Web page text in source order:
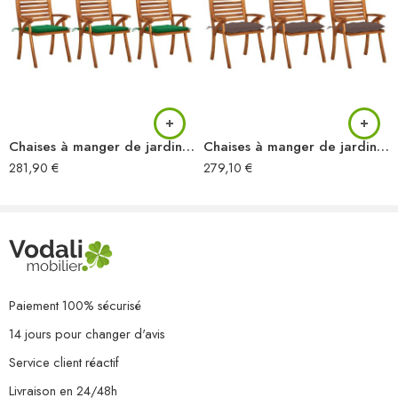
Empilable
Résistance aux intempéries et à la rouille
L’assemblage est requis
Chaises à manger de jardin avec coussins lot de 3 Acacia massif
281,90 €
Chaises à manger de jardin avec coussins lot de 3 Acacia massif
279,10 €
Paiement 100% sécurisé
14 jours pour changer d'avis
Service client réactif
Livraison en 24/48h